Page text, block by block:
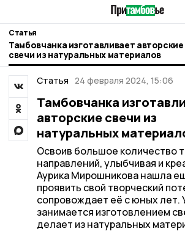
Статья
Тамбовчанка изготавливает авторские
свечи из натуральных материалов
Статья 24 февраля 2024, 15:06
Тамбовчанка
авторские свечи из
натуральных
Освоив большое количество
направлений, улыбчивая и
Аурика Мирошникова нашла
проявить свой творческий
сопровождает её с юных лет.
занимается изготовлением
делает из натуральных